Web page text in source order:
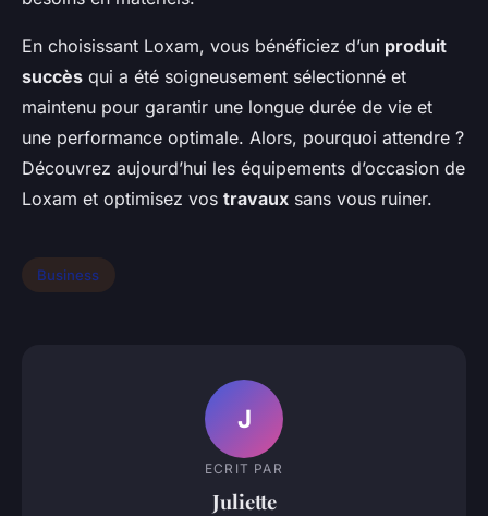
En choisissant Loxam, vous bénéficiez d’un produit
succès qui a été soigneusement sélectionné et
maintenu pour garantir une longue durée de vie et
une performance optimale. Alors, pourquoi attendre ?
Découvrez aujourd’hui les équipements d’occasion de
Loxam et optimisez vos travaux sans vous ruiner.
Business
J
ECRIT PAR
Juliette